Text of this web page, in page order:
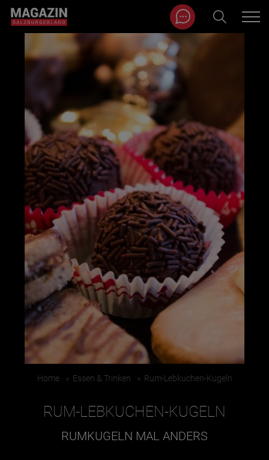
Zum Inhalt springen
BEITRÄGE IN MEINER NÄHE
BEITRÄGE IN MEINER NÄHE ANZEIGEN
KATEGORIEN
Essen & Trinken
Outdoor & Sport
Gesundheit
Nachhaltigkeit
Kunst & Kultur
Magazin durchsuchen...
Home » Essen & Trinken » Rum-Lebkuchen-Kugeln
RUM-LEBKUCHEN-KUGELN
RUMKUGELN MAL ANDERS